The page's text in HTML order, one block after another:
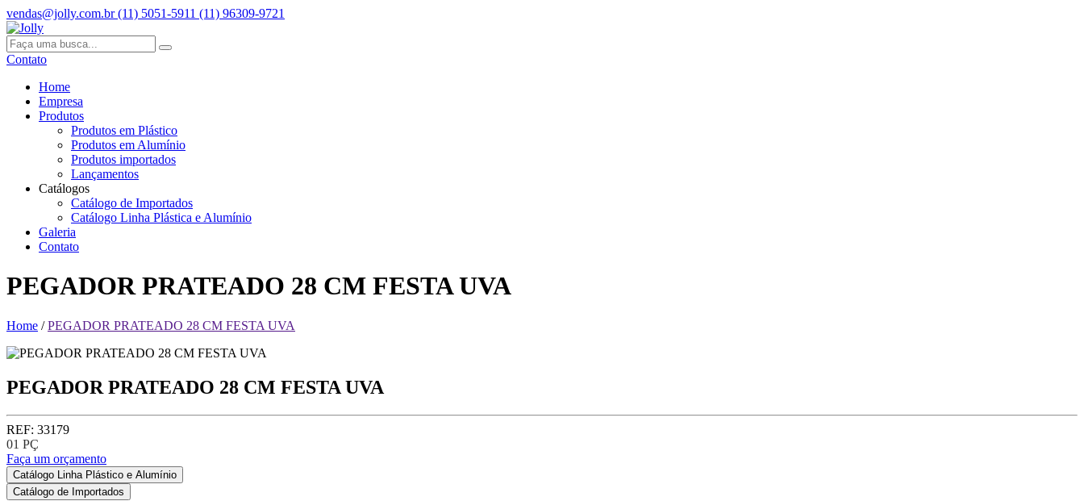
vendas@jolly.com.br(11) 5051-5911 (11) 96309-9721
Contato
Home
Empresa
Produtos
Produtos em Plástico
Produtos em Alumínio
Produtos importados
Lançamentos
Catálogos
Catálogo de Importados
Catálogo Linha Plástica e Alumínio
Galeria
Contato
PEGADOR PRATEADO 28 CM FESTA UVA
Home /PEGADOR PRATEADO 28 CM FESTA UVA
PEGADOR PRATEADO 28 CM FESTA UVA
REF: 33179
01 PÇ
Faça um orçamento
Catálogo Linha Plástico e Alumínio
Catálogo de Importados